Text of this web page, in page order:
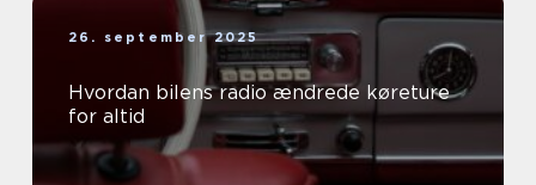
26. september 2025
Hvordan bilens radio ændrede køreture
for altid